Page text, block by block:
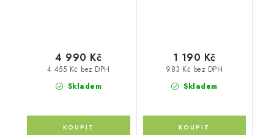
Skladem
4 455 Kč bez DPH
4 990 Kč
Skladem
983 Kč bez DPH
1 190 Kč